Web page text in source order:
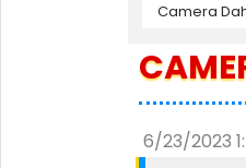
Camera
6/23/2023